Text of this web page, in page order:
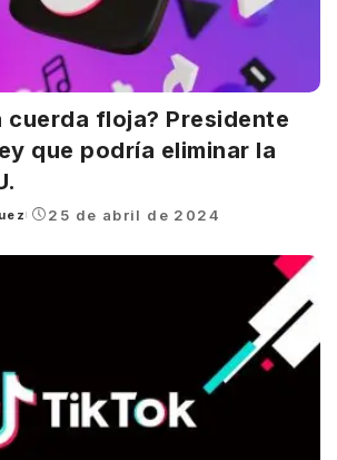
cuerda floja? Presidente
que podría eliminar la
25 de abril de 2024